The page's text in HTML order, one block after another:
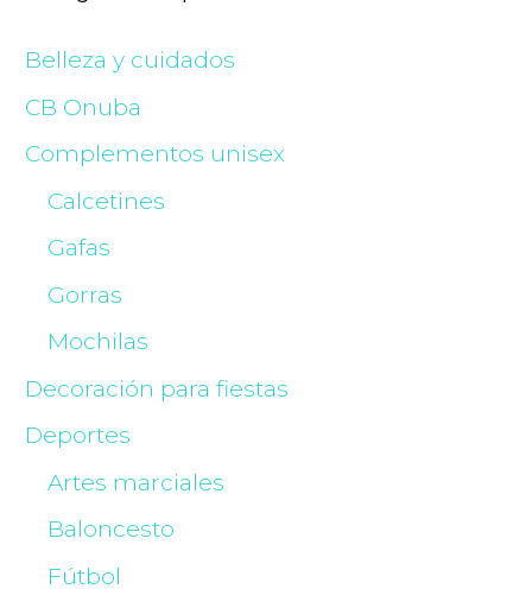
Belleza y cuidados
CB Onuba
Complementos unisex
Calcetines
Gafas
Gorras
Mochilas
Decoración para fiestas
Deportes
Artes marciales
Baloncesto
Fútbol